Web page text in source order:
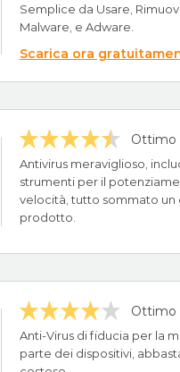
Semplice da Usare,
Malware, e Adware.
Scarica ora
Windows, Mac, Android & iOS
adware e spyware
7
Ottimo
Antivirus meraviglioso,
strumenti per il
velocità, tutto sommato un
prodotto.
7
Ottimo
Anti-Virus di fiducia per la
parte dei dispositivi,